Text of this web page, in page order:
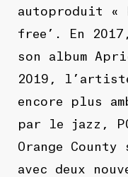
autoproduit «
free’. En
son album
2019,
encore plus
par le jazz,
Orange
avec deux